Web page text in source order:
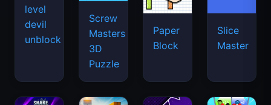
level
devil
unblock
Screw
Masters
3D
Puzzle
Paper
Block
Slice
Master